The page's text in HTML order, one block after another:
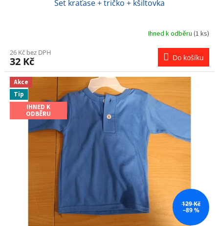
Set kraťase + tričko + kšiltovka
Ihned k odběru (1 ks)
26 Kč bez DPH
32 Kč Do košíku
Akce
Tip
IHNED K
ODBĚRU
129 Kč
–89 %